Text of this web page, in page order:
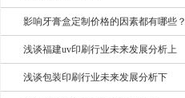
影响牙膏盒定制价格的因素都有哪些？
浅谈福建uv印刷行业未来发展分析上
浅谈包装印刷行业未来发展分析下